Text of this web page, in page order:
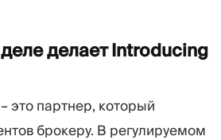
делает Introducing
это партнер, который
брокеру. В регулируемом